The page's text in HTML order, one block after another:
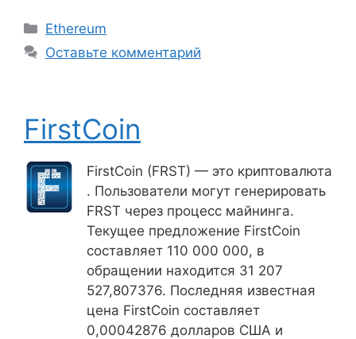
Рубрики
Ethereum
Оставьте комментарий
FirstCoin
FirstCoin (FRST) — это криптовалюта
. Пользователи могут генерировать
FRST через процесс майнинга.
Текущее предложение FirstCoin
составляет 110 000 000, в
обращении находится 31 207
527,807376. Последняя известная
цена FirstCoin составляет
0,00042876 долларов США и